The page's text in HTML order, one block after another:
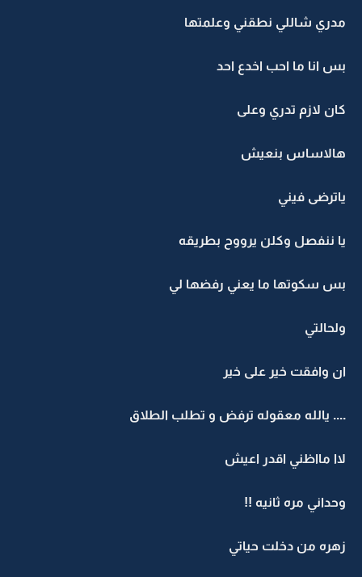
مدري شاللي نطقني وعلمتها
بس انا ما احب اخدع احد
كان لازم تدري وعلى
هالاساس بنعيش
ياترضى فيني
يا ننفصل وكلن يرووح بطريقه
بس سكوتها ما يعني رفضها لي
ولحالتي
ان وافقت خير على خير
.... يالله معقوله ترفض و تطلب الطلاق
لاا مااظني اقدر اعيش
وحداني مره ثانيه !!
زهره من دخلت حياتي